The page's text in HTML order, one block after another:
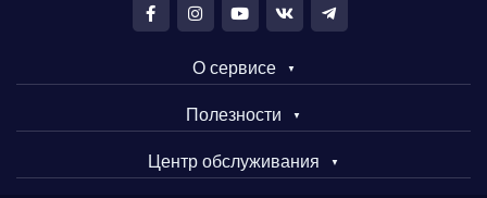
О сервисе
Полезности
Центр обслуживания